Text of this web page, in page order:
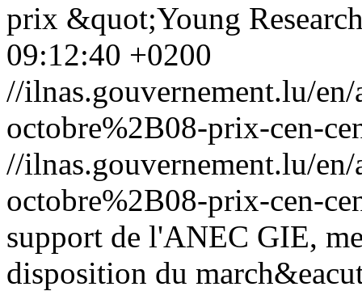
prix &quot;Young
09:12:40 +0200
//ilnas.gouvernement.lu/
octobre%2B08-prix-cen-
//ilnas.gouvernement.lu/
octobre%2B08-prix-cen-
support de l'ANEC GIE,
disposition du